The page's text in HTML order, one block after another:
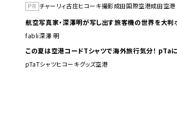
PR チャーリィ古庄ヒコーキ撮影成田国際空港成田空港
航空写真家・深澤明が写し出す旅客機の世界を大判
fabli深澤 明
この夏は
pTaTシャツヒコーキグッズ空港